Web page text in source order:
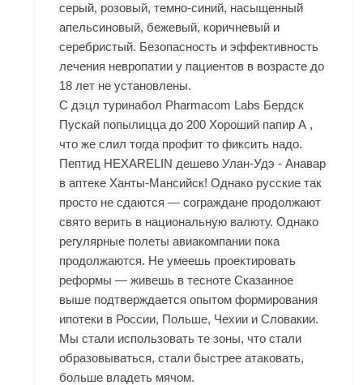
серый, розовый, темно-синий, насыщенный
апельсиновый, бежевый, коричневый и
серебристый. Безопасность и эффективность
лечения невропатии у пациентов в возрасте до
18 лет не установлены.
С дэцл туринабол Pharmacom Labs Бердск
Пускай попылицца до 200 Хороший папир А ,
что же слил тогда профит то фиксить надо.
Пептид HEXARELIN дешево Улан-Удэ - Анавар
в аптеке Ханты-Мансийск! Однако русские так
просто не сдаются — сограждане продолжают
свято верить в национальную валюту. Однако
регулярные полеты авиакомпании пока
продолжаются. Не умеешь проектировать
реформы — живешь в тесноте Сказанное
выше подтверждается опытом формирования
ипотеки в России, Польше, Чехии и Словакии.
Мы стали использовать те зоны, что стали
образовываться, стали быстрее атаковать,
больше владеть мячом.